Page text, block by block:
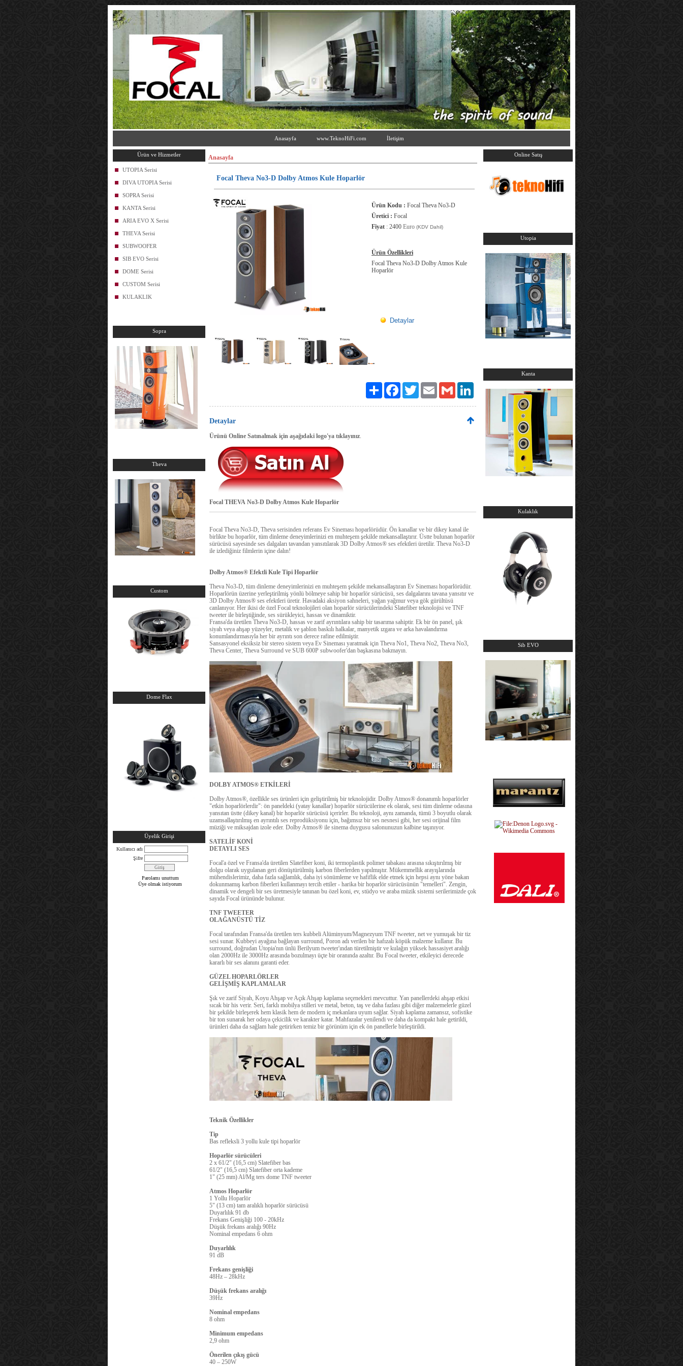
Anasayfa www.TeknoHiFi.com İletişim
Ürün ve Hizmetler
UTOPIA Serisi
DIVA UTOPIA Serisi
SOPRA Serisi
KANTA Serisi
ARIA EVO X Serisi
THEVA Serisi
SUBWOOFER
SIB EVO Serisi
DOME Serisi
CUSTOM Serisi
KULAKLIK
Sopra
Theva
Custom
Dome Flax
Üyelik Girişi
Kullanıcı adı
Şifre
Parolamı unuttum
Üye olmak istiyorum
Anasayfa
Focal Theva No3-D Dolby Atmos Kule Hoparlör
Ürün Kodu : Focal Theva No3-D
Üretici : Focal
Fiyat : 2400 Euro (KDV Dahil)
Ürün Özellikleri
Focal Theva No3-D Dolby Atmos Kule
Hoparlör
Detaylar
Paylaş FacebookTwitter Email Gmail
Detaylar
Ürünü Online Satınalmak için aşağıdaki logo'ya tıklayınız.
Focal THEVA No3-D Dolby Atmos Kule Hoparlör
Focal Theva No3-D, Theva serisinden referans Ev Sineması hoparlörüdür. Ön kanallar ve bir dikey kanal ile
birlikte bu hoparlör, tüm dinleme deneyimlerinizi en muhteşem şekilde mekansallaştırır. Üstte bulunan hoparlör
sürücüsü sayesinde ses dalgaları tavandan yansıtılarak 3D Dolby Atmos® ses efektleri üretilir. Theva No3-D
ile izlediğiniz filmlerin içine dalın!
Dolby Atmos® Efektli Kule Tipi Hoparlör
Theva No3-D, tüm dinleme deneyimlerinizi en muhteşem şekilde mekansallaştıran Ev Sineması hoparlörüdür.
Hoparlörün üzerine yerleştirilmiş yönlü bölmeye sahip bir hoparlör sürücüsü, ses dalgalarını tavana yansıtır ve
3D Dolby Atmos® ses efektleri üretir. Havadaki aksiyon sahneleri, yağan yağmur veya gök gürültüsü
canlanıyor. Her ikisi de özel Focal teknolojileri olan hoparlör sürücülerindeki Slatefiber teknolojisi ve TNF
tweeter ile birleştiğinde, ses sürükleyici, hassas ve dinamiktir.
Fransa'da üretilen Theva No3-D, hassas ve zarif ayrıntılara sahip bir tasarıma sahiptir. Ek bir ön panel, şık
siyah veya ahşap yüzeyler, metalik ve şablon baskılı halkalar, manyetik ızgara ve arka havalandırma
konumlandırmasıyla her bir ayrıntı son derece rafine edilmiştir.
Sansasyonel eksiksiz bir stereo sistem veya Ev Sineması yaratmak için Theva No1, Theva No2, Theva No3,
Theva Center, Theva Surround ve SUB 600P subwoofer'dan başkasına bakmayın.
DOLBY ATMOS® ETKİLERİ
Dolby Atmos®, özellikle ses ürünleri için geliştirilmiş bir teknolojidir. Dolby Atmos® donanımlı hoparlörler
"etkin hoparlörlerdir": ön paneldeki (yatay kanallar) hoparlör sürücülerine ek olarak, sesi tüm dinleme odasına
yansıtan üstte (dikey kanal) bir hoparlör sürücüsü içerirler. Bu teknoloji, aynı zamanda, tümü 3 boyutlu olarak
uzamsallaştırılmış en ayrıntılı ses reprodüksiyonu için, bağımsız bir ses nesnesi gibi, her sesi orijinal film
müziği ve miksajdan izole eder. Dolby Atmos® ile sinema duygusu salonunuzun kalbine taşınıyor.
SATELİF KONİ
DETAYLI SES
Focal'a özel ve Fransa'da üretilen Slatefiber koni, iki termoplastik polimer tabakası arasına sıkıştırılmış bir
dolgu olarak uygulanan geri dönüştürülmüş karbon fiberlerden yapılmıştır. Mükemmellik arayışlarında
mühendislerimiz, daha fazla sağlamlık, daha iyi sönümleme ve hafiflik elde etmek için hepsi aynı yöne bakan
dokunmamış karbon fiberleri kullanmayı tercih ettiler - harika bir hoparlör sürücüsünün "temelleri". Zengin,
dinamik ve dengeli bir ses üretmesiyle tanınan bu özel koni, ev, stüdyo ve araba müzik sistemi serilerimizde çok
sayıda Focal ürününde bulunur.
TNF TWEETER
OLAĞANÜSTÜ TİZ
Focal tarafından Fransa'da üretilen ters kubbeli Alüminyum/Magnezyum TNF tweeter, net ve yumuşak bir tiz
sesi sunar. Kubbeyi ayağına bağlayan surround, Poron adı verilen bir hafızalı köpük malzeme kullanır. Bu
surround, doğrudan Utopia'nın ünlü Berilyum tweeter'ından türetilmiştir ve kulağın yüksek hassasiyet aralığı
olan 2000Hz ile 3000Hz arasında bozulmayı üçte bir oranında azaltır. Bu Focal tweeter, etkileyici derecede
kararlı bir ses alanını garanti eder.
GÜZEL HOPARLÖRLER
GELİŞMİŞ KAPLAMALAR
Şık ve zarif Siyah, Koyu Ahşap ve Açık Ahşap kaplama seçenekleri mevcuttur. Yan panellerdeki ahşap etkisi
sıcak bir his verir. Seri, farklı mobilya stilleri ve metal, beton, taş ve daha fazlası gibi diğer malzemelerle güzel
bir şekilde birleşerek hem klasik hem de modern iç mekanlara uyum sağlar. Siyah kaplama zamansız, sofistike
bir ton sunarak her odaya çekicilik ve karakter katar. Mahfazalar yenilendi ve daha da kompakt hale getirildi,
ürünleri daha da sağlam hale getirirken temiz bir görünüm için ek ön panellerle birleştirildi.
Teknik Özellikler
Tip
Bas refleksli 3 yollu kule tipi hoparlör
Hoparlör sürücüleri
2 x 61/2" (16,5 cm) Slatefiber bas
61/2" (16,5 cm) Slatefiber orta kademe
1" (25 mm) Al/Mg ters dome TNF tweeter
Atmos Hoparlör
1 Yollu Hoparlör
5" (13 cm) tam aralıklı hoparlör sürücüsü
Duyarlılık 91 db
Frekans Genişliği 100 - 20kHz
Düşük frekans aralığı 90Hz
Nominal empedans 6 ohm
Duyarlılık
91 dB
Frekans genişliği
48Hz – 28kHz
Düşük frekans aralığı
39Hz
Nominal empedans
8 ohm
Minimum empedans
2,9 ohm
Önerilen çıkış gücü
40 – 250W
Online Satış
Utopia
Kanta
Kulaklık
Sib EVO